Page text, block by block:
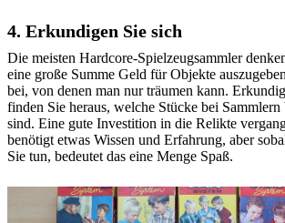
4. Erkundigen Sie sich
Die meisten Hardcore-Spielzeugsammler
eine große Summe Geld für Objekte
bei, von denen man nur träumen kann.
finden Sie heraus, welche Stücke bei Sammlern
sind. Eine gute Investition in die Relikte
benötigt etwas Wissen und Erfahrung, aber
Sie tun, bedeutet das eine Menge Spaß.